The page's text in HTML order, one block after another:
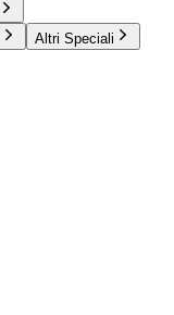
Altri Speciali